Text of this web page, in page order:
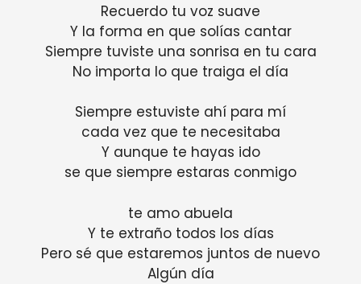
Recuerdo tu voz suave
Y la forma en que solías cantar
Siempre tuviste una sonrisa en tu cara
No importa lo que traiga el día
Siempre estuviste ahí para mí
cada vez que te necesitaba
Y aunque te hayas ido
se que siempre estaras conmigo
te amo abuela
Y te extraño todos los días
Pero sé que estaremos juntos de nuevo
Algún día